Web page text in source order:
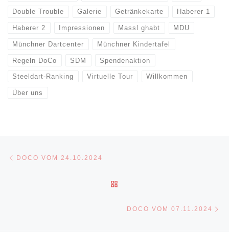
Double Trouble Galerie Getränkekarte Haberer 1
Haberer 2 Impressionen Massl ghabt MDU
Münchner Dartcenter Münchner Kindertafel
Regeln DoCo SDM Spendenaktion
Steeldart-Ranking Virtuelle Tour Willkommen
Über uns
Beitragsnavigation
DOCO VOM 24.10.2024
DOCO VOM 07.11.2024